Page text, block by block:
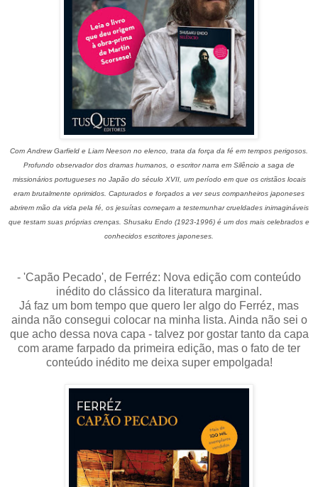
Com Andrew Garfield e Liam Neeson no elenco, trata da força da fé em tempos perigosos.
Profundo observador dos dramas humanos, o escritor narra em Silêncio a saga de
missionários portugueses no Japão do século XVII, um período em que os cristãos locais
eram brutalmente oprimidos. Capturados e forçados a ver seus companheiros japoneses
abrirem mão da vida pela fé, os jesuítas começam a testemunhar crueldades inimagináveis
que testam suas próprias crenças. Shusaku Endo (1923-1996) é um dos mais celebrados e
conhecidos escritores japoneses.
- 'Capão Pecado', de Ferréz: Nova edição com conteúdo
inédito do clássico da literatura marginal.
Já faz um bom tempo que quero ler algo do Ferréz, mas
ainda não consegui colocar na minha lista. Ainda não sei o
que acho dessa nova capa - talvez por gostar tanto da capa
com arame farpado da primeira edição, mas o fato de ter
conteúdo inédito me deixa super empolgada!